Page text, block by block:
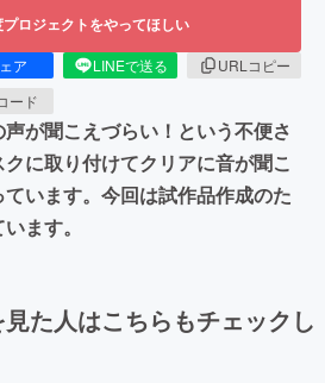
プロジェクトをやってほしい
ア LINEで送る
URLコピー
ード
が聞こえづらい！という不便さ
に取り付けてクリアに音が聞こ
います。今回は試作品作成のた
ます。
た人はこちらもチェックし